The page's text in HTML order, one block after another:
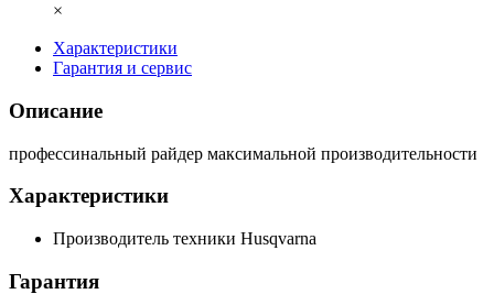
×
Характеристики
Гарантия и сервис
Описание
профессинальный райдер максимальной производительности
Характеристики
Производитель техники Husqvarna
Гарантия